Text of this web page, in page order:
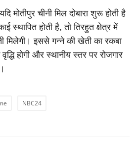
मोतीपुर चीनी मिल दोबारा शुरू होती है
स्थापित होती है, तो तिरहुत क्षेत्र में
मिलेगी। इससे गन्ने की खेती का रकबा
होगी और स्थानीय स्तर पर रोजगार
NBC24